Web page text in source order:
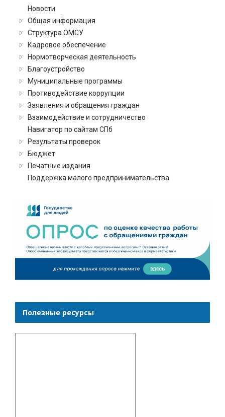
Новости
Общая информация
Структура ОМСУ
Кадровое обеспечение
Нормотворческая деятельность
Благоустройство
Муниципальные программы
Противодействие коррупции
Заявления и обращения граждан
Взаимодействие и сотрудничество
Навигатор по сайтам СПб
Результаты проверок
Бюджет
Печатные издания
Поддержка малого предпринимательства
Полезные ресурсы